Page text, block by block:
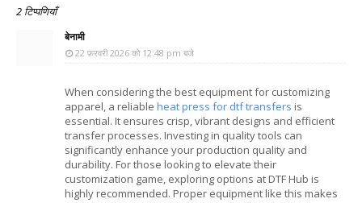
2 टिप्पणियाँ
बेनामी
22 फ़रवरी 2026 को 12:48 pm बजे
When considering the best equipment for customizing
apparel, a reliable heat press for dtf transfers is
essential. It ensures crisp, vibrant designs and efficient
transfer processes. Investing in quality tools can
significantly enhance your production quality and
durability. For those looking to elevate their
customization game, exploring options at DTF Hub is
highly recommended. Proper equipment like this makes